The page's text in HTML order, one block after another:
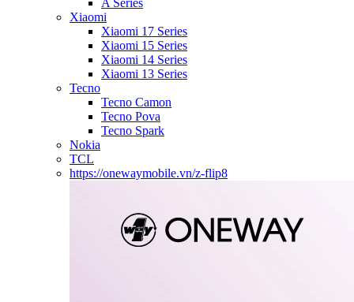
A Series
Xiaomi
Xiaomi 17 Series
Xiaomi 15 Series
Xiaomi 14 Series
Xiaomi 13 Series
Tecno
Tecno Camon
Tecno Pova
Tecno Spark
Nokia
TCL
https://onewaymobile.vn/z-flip8